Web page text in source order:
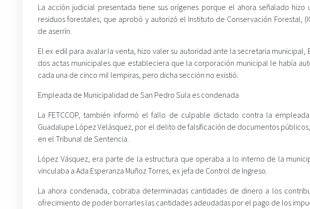
La acción judicial presentada tiene sus orígenes porque el ahora señalado
residuos forestales, que aprobó y autorizó el Instituto de Conservación Forestal,
de aserrín.
El ex edil para avalar la venta, hizo valer su autoridad ante la secretaria
dos actas municipales que estableciera que la corporación municipal le había
cada una de cinco mil lempiras, pero dicha sección no existió.
Empleada de Municipalidad de San Pedro Sula es condenada
La FETCCOP, también informó el fallo de culpable dictado contra la
Guadalupe López Velásquez, por el delito de falsificación de documentos
en el Tribunal de Sentencia.
López Vásquez, era parte de la estructura que operaba a lo interno de la
vinculaba a Ada Esperanza Muñoz Torres, ex jefa de Control de Ingreso.
La ahora condenada, cobraba determinadas cantidades de dinero a los
ofrecimiento de poder borrarles las cantidades adeudadas por el pago de los